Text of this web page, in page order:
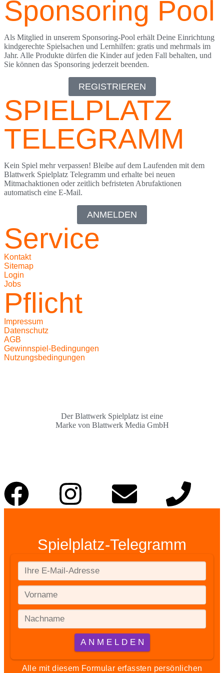
68
Bewertungen auf ProvenExpert.com
Blick aufs ProvenExpert-Profil werfen
18.05.2026
Sponsoring Pool
Als Mitglied in unserem Sponsoring-Pool erhält Deine Einrichtung
kindgerechte Spielsachen und Lernhilfen: gratis und mehrmals im
Jahr. Alle Produkte dürfen die Kinder auf jeden Fall behalten, und
Sie können das Sponsoring jederzeit beenden.
REGISTRIEREN
SPIELPLATZ
TELEGRAMM
Kein Spiel mehr verpassen! Bleibe auf dem Laufenden mit dem
Blattwerk Spielplatz Telegramm und erhalte bei neuen
Mitmachaktionen oder zeitlich befristeten Abrufaktionen
automatisch eine E-Mail.
ANMELDEN
Service
Kontakt
Sitemap
Login
Jobs
Pflicht
Impressum
Datenschutz
AGB
Gewinnspiel-Bedingungen
Nutzungsbedingungen
Der Blattwerk Spielplatz ist eine
Marke von Blattwerk Media GmbH
Spielplatz-Telegramm
Alle mit diesem Formular erfassten persönlichen